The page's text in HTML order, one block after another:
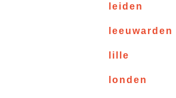
leiden
leeuwarden
lille
londen